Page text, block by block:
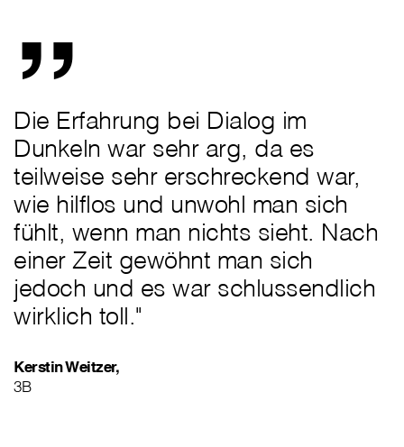
Die Erfahrung bei Dialog im
Dunkeln war sehr arg, da es
teilweise sehr erschreckend war,
wie hilflos und unwohl man sich
fühlt, wenn man nichts sieht. Nach
einer Zeit gewöhnt man sich
jedoch und es war schlussendlich
wirklich toll."
Kerstin Weitzer,
3B